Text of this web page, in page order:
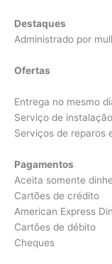
Destaques
Administrado por
Ofertas
Entrega no mesmo
Serviço de
Serviços de reparos
Pagamentos
Aceita somente
Cartões de crédito
American Express
Cartões de débito
Cheques